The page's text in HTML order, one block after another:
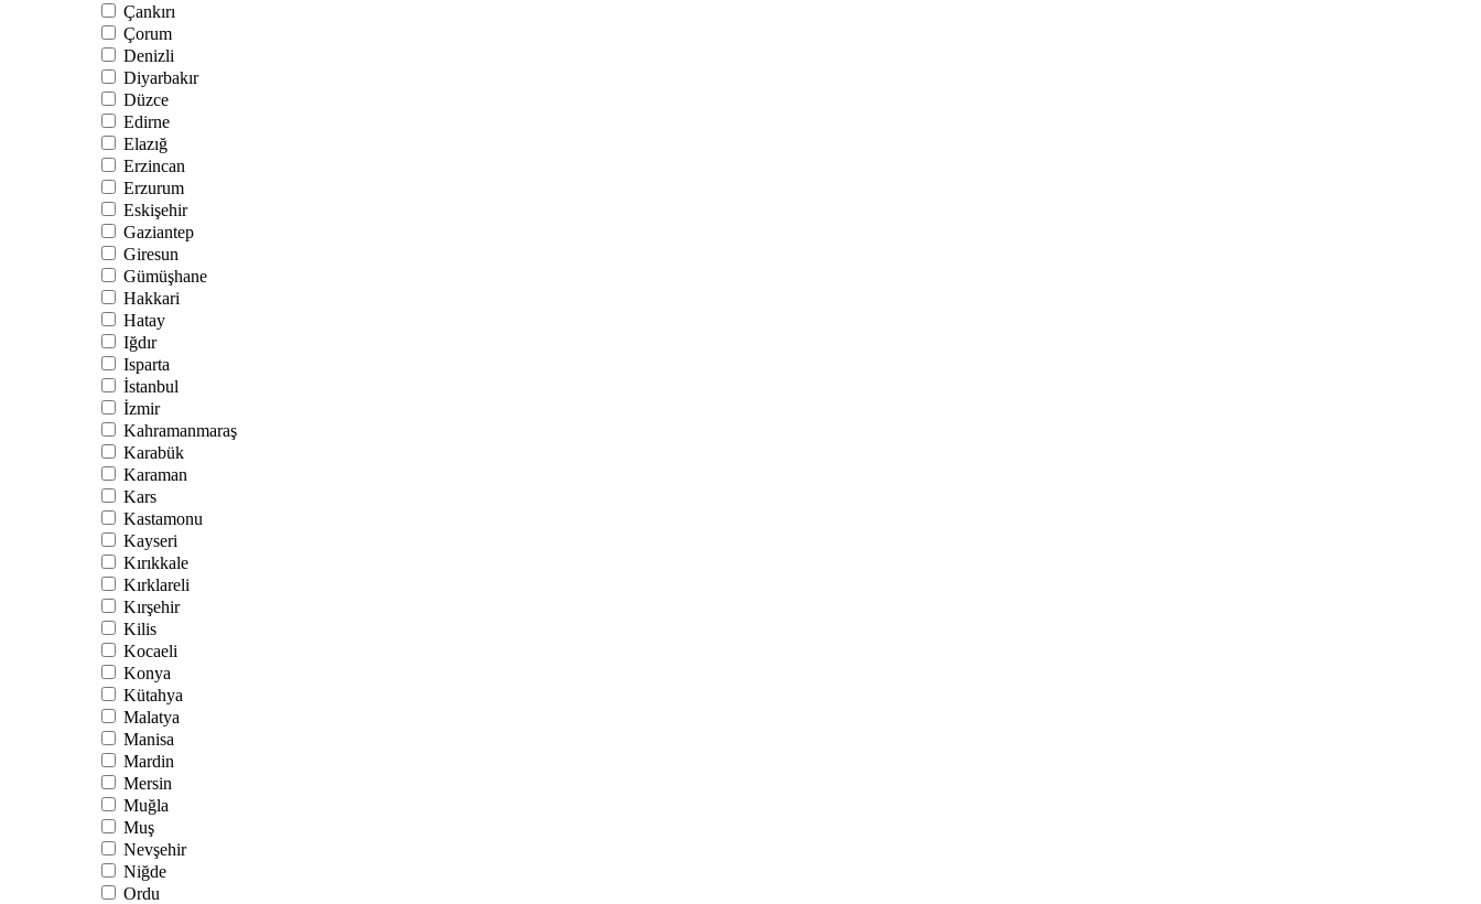
Çankırı
Çorum
Denizli
Diyarbakır
Düzce
Edirne
Elazığ
Erzincan
Erzurum
Eskişehir
Gaziantep
Giresun
Gümüşhane
Hakkari
Hatay
Iğdır
Isparta
İstanbul
İzmir
Kahramanmaraş
Karabük
Karaman
Kars
Kastamonu
Kayseri
Kırıkkale
Kırklareli
Kırşehir
Kilis
Kocaeli
Konya
Kütahya
Malatya
Manisa
Mardin
Mersin
Muğla
Muş
Nevşehir
Niğde
Ordu